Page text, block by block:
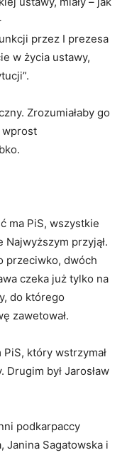
przez I prezesa
w życia ustawy,
Zrozumiałaby go
wprost
ma PiS, wszystkie
Najwyższym przyjął.
przeciwko, dwóch
czeka już tylko na
do którego
zawetował.
który wstrzymał
był Jarosław
podkarpaccy
Janina Sagatowska i